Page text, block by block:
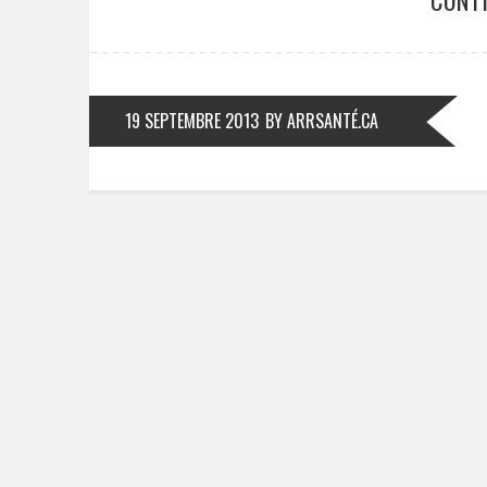
19 SEPTEMBRE 2013 BY ARRSANTÉ.CA